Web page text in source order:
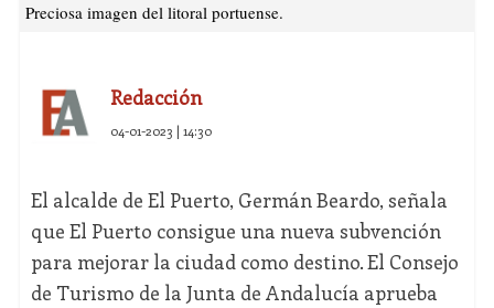
Preciosa imagen del litoral portuense.
Redacción
04-01-2023 | 14:30
El alcalde de El Puerto, Germán Beardo, señala
que El Puerto consigue una nueva subvención
para mejorar la ciudad como destino. El Consejo
de Turismo de la Junta de Andalucía aprueba